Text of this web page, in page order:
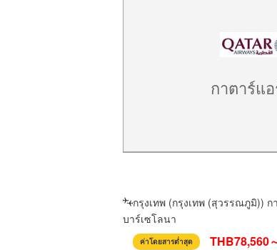
กาตาร์แอ
กรุงเทพ (กรุงเทพ (สุวรรณภูมิ)) ก
บาร์เซโลนา
ค่าโดยสารต่ำสุด THB78,560